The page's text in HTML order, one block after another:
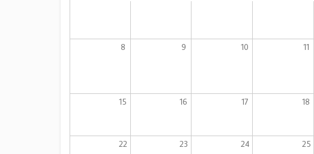
8 9 10 11
15 16 17 18
22 23 24 25